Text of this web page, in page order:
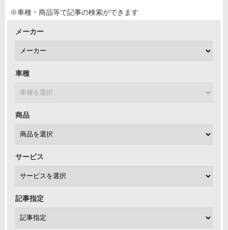
※車種・商品等で記事の検索ができます
メーカー
車種
商品
サービス
記事指定